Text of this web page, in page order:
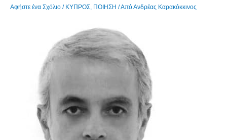
Αφήστε ένα Σχόλιο / ΚΥΠΡΟΣ, ΠΟΙΗΣΗ / ΑπόΑνδρέας Καρακόκκινος